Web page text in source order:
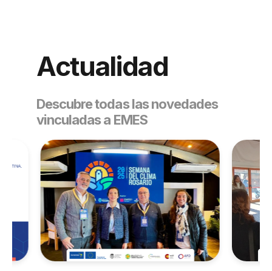
Actualidad
Descubre todas las novedades
vinculadas a EMES